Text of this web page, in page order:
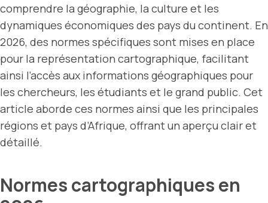
comprendre la géographie, la culture et les
dynamiques économiques des pays du continent. En
2026, des normes spécifiques sont mises en place
pour la représentation cartographique, facilitant
ainsi l’accès aux informations géographiques pour
les chercheurs, les étudiants et le grand public. Cet
article aborde ces normes ainsi que les principales
régions et pays d’Afrique, offrant un aperçu clair et
détaillé.
Normes cartographiques en